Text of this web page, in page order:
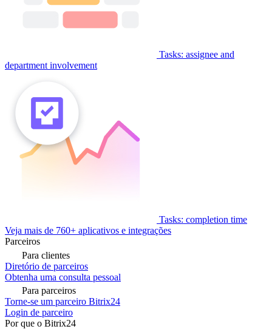
Tasks: assignee and
department involvement
Tasks: completion time
Veja mais de 760+ aplicativos e integrações
Parceiros
Para clientes
Diretório de parceiros
Obtenha uma consulta pessoal
Para parceiros
Torne-se um parceiro Bitrix24
Login de parceiro
Por que o Bitrix24